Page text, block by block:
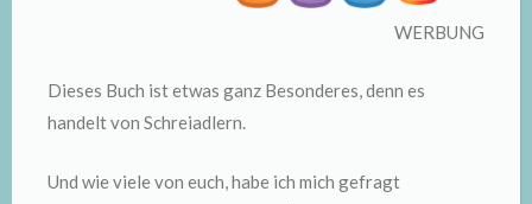
WERBUNG
Dieses Buch ist etwas ganz Besonderes, denn es
handelt von Schreiadlern.
Und wie viele von euch, habe ich mich gefragt